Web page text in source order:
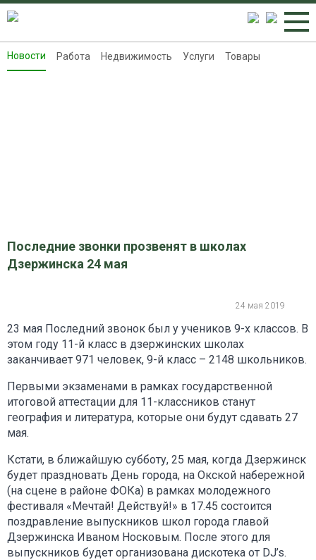
Новости
Новости Работа Недвижимость Услуги Товары
Последние звонки прозвенят в школах
Дзержинска 24 мая
24 мая 2019
23 мая Последний звонок был у учеников 9-х классов. В
этом году 11-й класс в дзержинских школах
заканчивает 971 человек, 9-й класс – 2148 школьников.
Первыми экзаменами в рамках государственной
итоговой аттестации для 11-классников станут
география и литература, которые они будут сдавать 27
мая.
Кстати, в ближайшую субботу, 25 мая, когда Дзержинск
будет праздновать День города, на Окской набережной
(на сцене в районе ФОКа) в рамках молодежного
фестиваля «Мечтай! Действуй!» в 17.45 состоится
поздравление выпускников школ города главой
Дзержинска Иваном Носковым. После этого для
выпускников будет организована дискотека от DJ’s.